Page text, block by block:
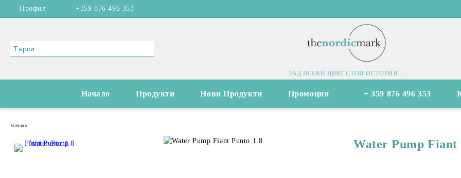
Профил +359 876 496 353
ЗАД ВСЕКИ ЦВЯТ СТОИ ИСТОРИЯ...
Начало Продукти Нови Продукти Промоции + 359 876 496 353
Начало
Water Pump Fiant